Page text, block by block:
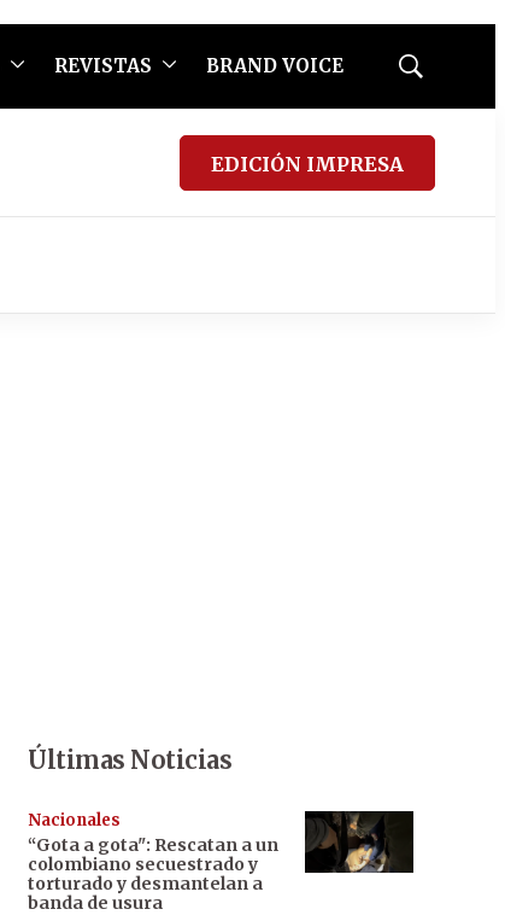
REVISTAS BRAND VOICE
Mostrar
EDICIÓN IMPRESA
Últimas Noticias
Nacionales
“Gota a gota": Rescatan a un
colombiano secuestrado y
torturado y desmantelan a
banda de usura